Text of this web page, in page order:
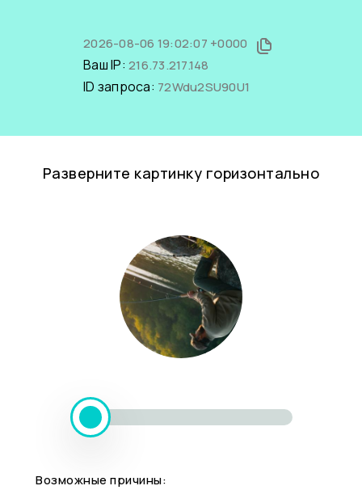
2026-08-06 19:02:07 +0000
Ваш IP: 216.73.217.148
ID запроса: 72Wdu2SU90U1
Разверните картинку горизонтально
Возможные причины: